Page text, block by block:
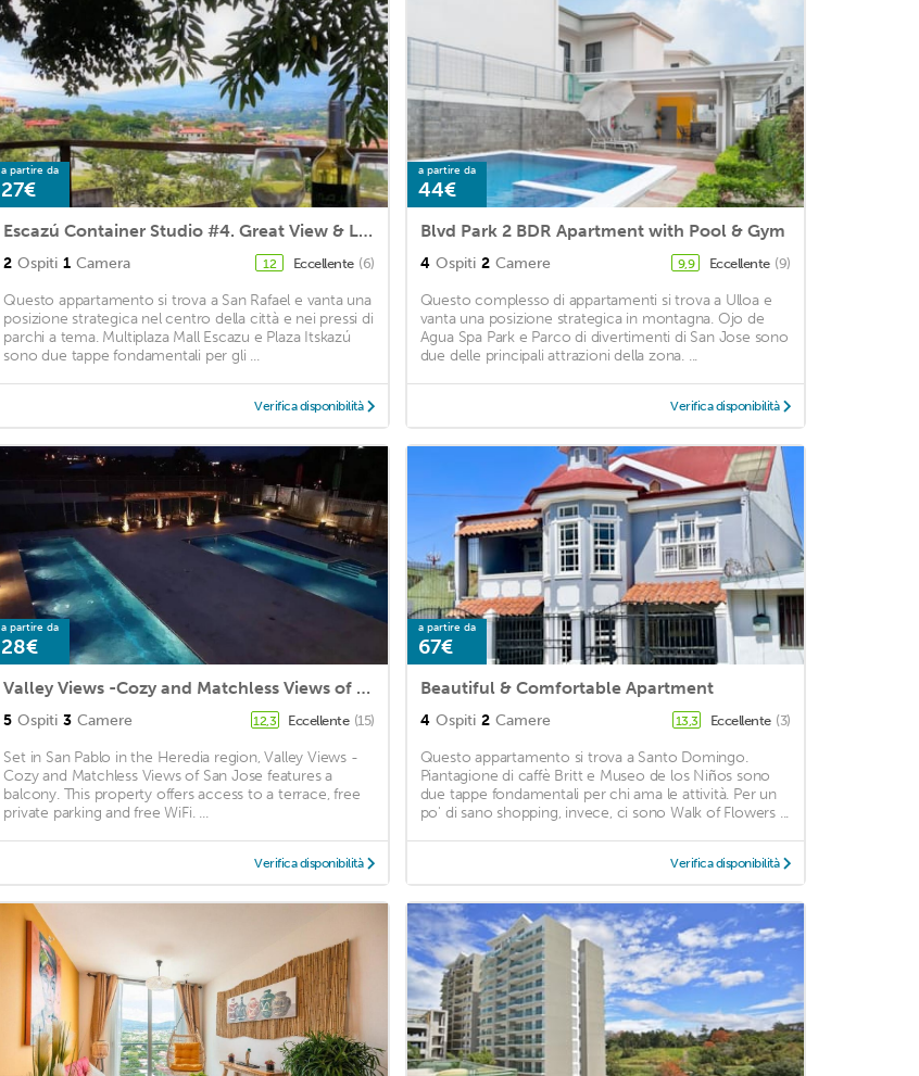
a partire da
27€
Escazú Container Studio #4. Great View & Location!
2 Ospiti 1 Camera 12 Eccellente (6)
Questo appartamento si trova a San Rafael e vanta una
posizione strategica nel centro della città e nei pressi di
parchi a tema. Multiplaza Mall Escazu e Plaza Itskazú
sono due tappe fondamentali per gli ...
Verifica disponibilità
a partire da
44€
Blvd Park 2 BDR Apartment with Pool & Gym
4 Ospiti 2 Camere 9,9 Eccellente (9)
Questo complesso di appartamenti si trova a Ulloa e
vanta una posizione strategica in montagna. Ojo de
Agua Spa Park e Parco di divertimenti di San Jose sono
due delle principali attrazioni della zona. ...
Verifica disponibilità
a partire da
28€
Valley Views -Cozy and Matchless Views of San Jose
5 Ospiti 3 Camere 12,3 Eccellente (15)
Set in San Pablo in the Heredia region, Valley Views -
Cozy and Matchless Views of San Jose features a
balcony. This property offers access to a terrace, free
private parking and free WiFi. ...
Verifica disponibilità
a partire da
67€
Beautiful & Comfortable Apartment
4 Ospiti 2 Camere 13,3 Eccellente (3)
Questo appartamento si trova a Santo Domingo.
Piantagione di caffè Britt e Museo de los Niños sono
due tappe fondamentali per chi ama le attività. Per un
po' di sano shopping, invece, ci sono Walk of Flowers ...
Verifica disponibilità